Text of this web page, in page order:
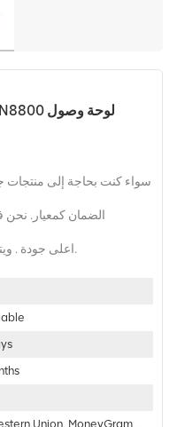
سواء كنت بحاجة إلى منتجات
الضمان كمعيار.
اعلى جودة . ويتم توفير كل هذه بأفضل الأسعار الممكنة.
Union, MoneyGram